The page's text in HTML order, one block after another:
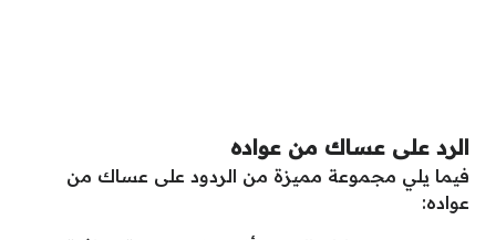
الرد على عساك من عواده
فيما يلي مجموعة مميزة من الردود على عساك من
عواده: